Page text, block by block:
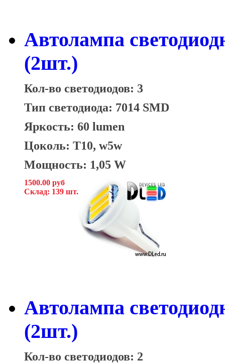
Автолампа
(2шт.)
Кол-во светодиодов: 3
Тип светодиода: 7014 SMD
Яркость: 60 lumen
Цоколь: T10, w5w
Мощность: 1,05 W
1500.00 руб
Склад: 139 шт.
Автолампа
(2шт.)
Кол-во светодиодов: 2